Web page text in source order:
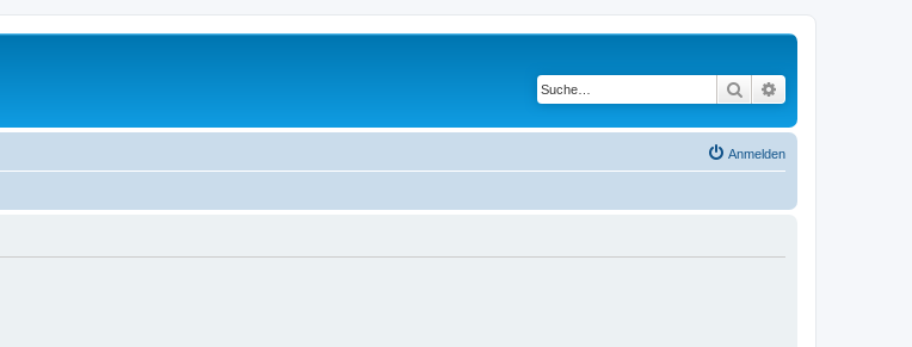
Suche
Anmelden